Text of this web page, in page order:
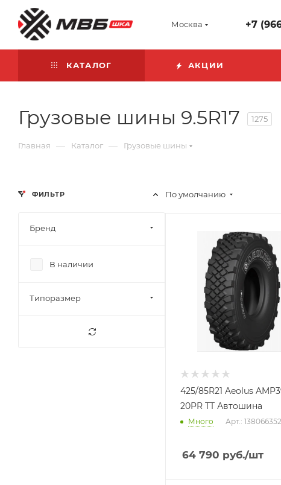
Москва +7
КАТАЛОГ АКЦИИ
Грузовые шины 9.5R17 1275
Главная — Каталог — Грузовые шины
По умолчанию
425/85R21 Aeolus
20PR TT Автошина
Много Арт.:
64 790 руб./шт
ФИЛЬТР
Бренд
В наличии
Типоразмер